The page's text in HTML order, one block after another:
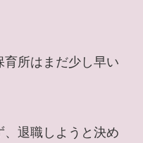
所はまだ少し早い
退職しようと決め